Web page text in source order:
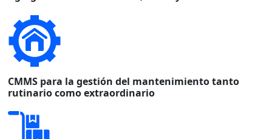
CMMS para la gestión del mantenimiento tanto
rutinario como extraordinario